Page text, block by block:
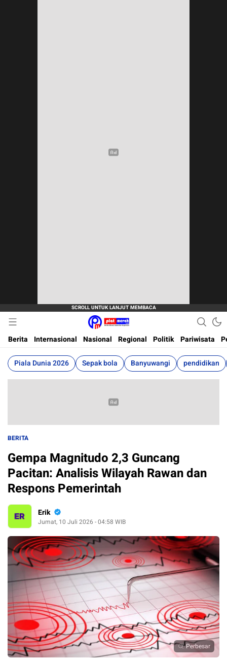
Plat Merah
Berita Terkini, Akurat, Terpercaya Dan Cepat
Berita
Internasional Nasional Regional Politik Pariwisata
Piala Dunia 2026 Sepak bola Banyuwangi pendidikan
BERITA
Gempa Magnitudo 2,3 Guncang
Pacitan: Analisis Wilayah Rawan dan
Respons Pemerintah
Erik
Jumat, 10 Juli 2026 - 04:58 WIB
Perbesar